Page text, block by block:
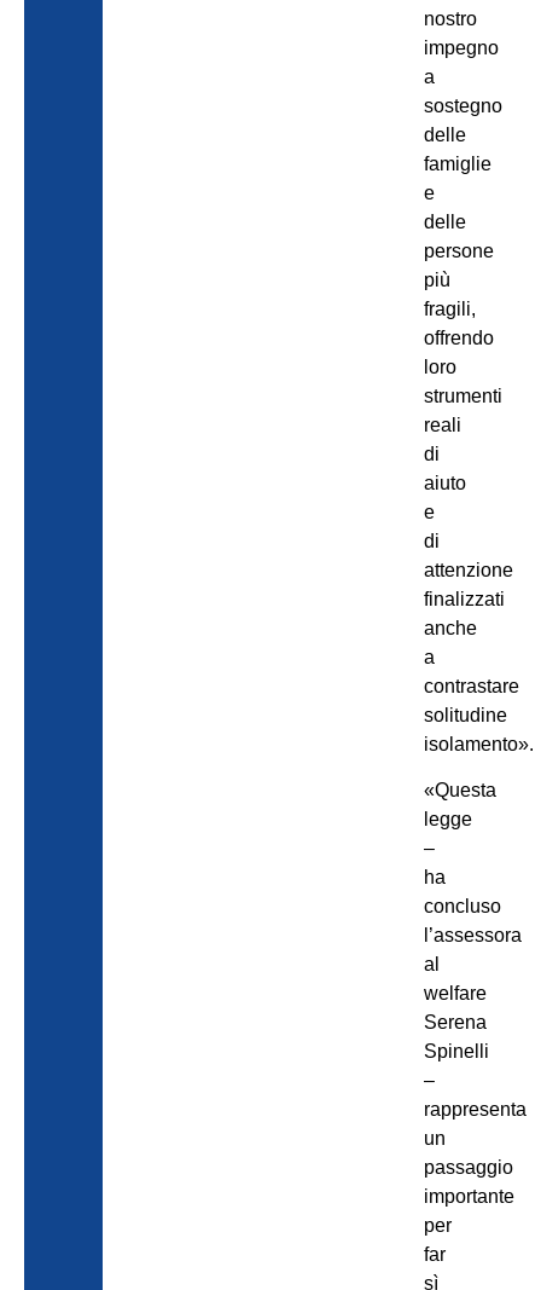
nostro
impegno
a
sostegno
delle
famiglie
e
delle
persone
più
fragili,
offrendo
loro
strumenti
reali
di
aiuto
e
di
attenzione
finalizzati
anche
a
contrastare
solitudine
isolamento».
«Questa
legge
–
ha
concluso
l’assessora
al
welfare
Serena
Spinelli
–
rappresenta
un
passaggio
importante
per
far
sì